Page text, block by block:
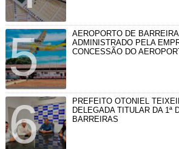
AEROPORTO DE
ADMINISTRADO PELA
CONCESSÃO DO
PREFEITO OTONIEL
DELEGADA TITULAR DA 1ª
BARREIRAS